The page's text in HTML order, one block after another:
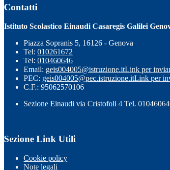
Contatti
Istituto Scolastico Einaudi Casaregis Galilei
Piazza Sopranis 5, 16126 - Genova
Tel: 010261672
Tel: 010460646
Email: geis004005@istruzione.itLink per
PEC: geis004005@pec.istruzione.itLink per
C.F.: 95062570106
Sezione Einaudi via Cristofoli 4 Tel.
Sezione Link Utili
Cookie policy
Note legali